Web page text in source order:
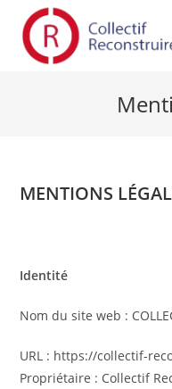
MENTIONS
Identité
Nom du site web :
URL : https://collectif-
Propriétaire : Collectif